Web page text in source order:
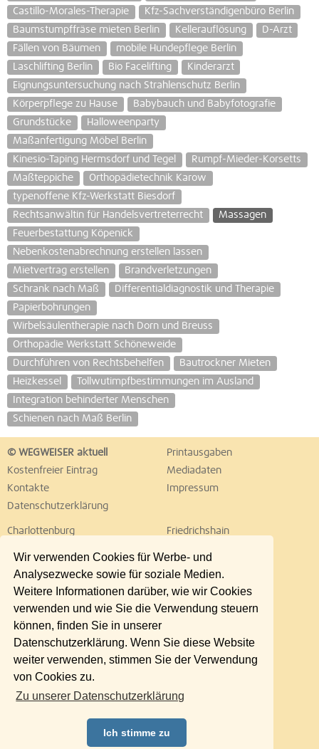
Wir verwenden Cookies für Werbe- und
Analysezwecke sowie für soziale Medien.
Weitere Informationen darüber, wie wir Cookies
verwenden und wie Sie die Verwendung steuern
können, finden Sie in unserer
Datenschutzerklärung. Wenn Sie diese Website
weiter verwenden, stimmen Sie der Verwendung
von Cookies zu.
Zu unserer Datenschutzerklärung
Ich stimme zu
Castillo-Morales-Therapie
Kfz-Sachverständigenbüro Berlin
Baumstumpffräse mieten Berlin
Kellerauflösung
D-Arzt
Fällen von Bäumen
mobile Hundepflege Berlin
Laschlifting Berlin
Bio Facelifting
Kinderarzt
Eignungsuntersuchung nach Strahlenschutz Berlin
Körperpflege zu Hause
Babybauch und Babyfotografie
Grundstücke
Halloweenparty
Maßanfertigung Möbel Berlin
Kinesio-Taping Hermsdorf und Tegel
Rumpf-Mieder-Korsetts
Maßteppiche
Orthopädietechnik Karow
typenoffene Kfz-Werkstatt Biesdorf
Rechtsanwältin für Handelsvertreterrecht
Massagen
Feuerbestattung Köpenick
Nebenkostenabrechnung erstellen lassen
Mietvertrag erstellen
Brandverletzungen
Schrank nach Maß
Differentialdiagnostik und Therapie
Papierbohrungen
Wirbelsäulentherapie nach Dorn und Breuss
Orthopädie Werkstatt Schöneweide
Durchführen von Rechtsbehelfen
Bautrockner Mieten
Heizkessel
Tollwutimpfbestimmungen im Ausland
Integration behinderter Menschen
Schienen nach Maß Berlin
© WEGWEISER aktuell
Printausgaben
Kostenfreier Eintrag
Mediadaten
Kontakte
Impressum
Datenschutzerklärung
Charlottenburg
Friedrichshain
Lichtenberg
Marzahn
Neukölln
Pankow
Reinickendorf
Schöneberg
Spandau
Steglitz
Tempelhof
Treptow
Umland Ost